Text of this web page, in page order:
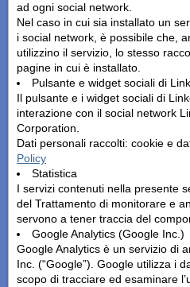
ad ogni social network.
Nel caso in cui sia installato un
i social network, è possibile che,
utilizzino il servizio, lo stesso
pagine in cui è installato.
Pulsante e widget sociali di
Il pulsante e i widget sociali di
interazione con il social network
Corporation.
Dati personali raccolti: cookie e
Policy
Statistica
I servizi contenuti nella presente
del Trattamento di monitorare e
servono a tener traccia del
Google Analytics (Google Inc.)
Google Analytics è un servizio di
Inc. (“Google”). Google utilizza i
scopo di tracciare ed esaminare